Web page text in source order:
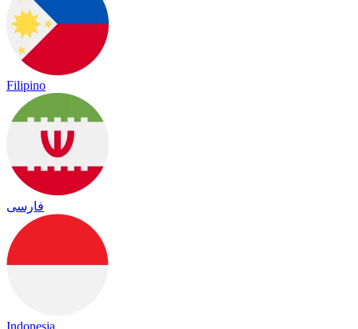
Filipino
فارسی
Indonesia